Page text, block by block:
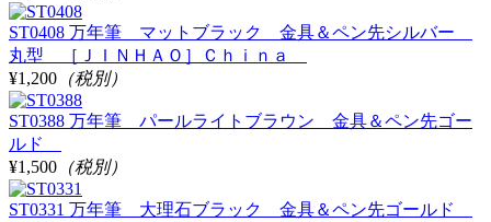
ST0408 万年筆 マットブラック 金具＆ペン先シルバー
丸型 ［ＪＩＮＨＡＯ］Ｃｈｉｎａ
¥1,200 （税別）
ST0388 万年筆 パールライトブラウン 金具＆ペン先ゴー
ルド
¥1,500 （税別）
ST0331 万年筆 大理石ブラック 金具＆ペン先ゴールド